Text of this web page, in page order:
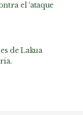
el ‘ataque
de Lakua